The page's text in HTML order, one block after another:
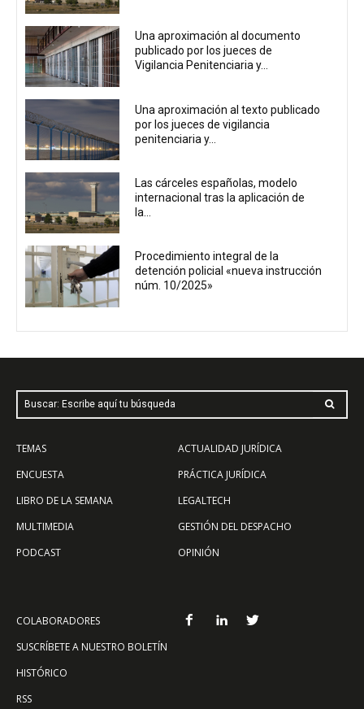
Una aproximación al documento
publicado por los jueces de
Vigilancia Penitenciaria y...
Una aproximación al texto publicado
por los jueces de vigilancia
penitenciaria y...
Las cárceles españolas, modelo
internacional tras la aplicación de
la...
Procedimiento integral de la
detención policial «nueva instrucción
núm. 10/2025»
Buscar: Escribe aquí tu búsqueda
TEMAS
ENCUESTA
LIBRO DE LA SEMANA
MULTIMEDIA
PODCAST
ACTUALIDAD JURÍDICA
PRÁCTICA JURÍDICA
LEGALTECH
GESTIÓN DEL DESPACHO
OPINIÓN
COLABORADORES
SUSCRÍBETE A NUESTRO BOLETÍN
HISTÓRICO
RSS